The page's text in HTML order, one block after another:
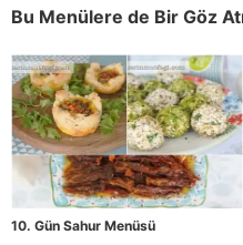
Bu Menülere de Bir Göz
10. Gün Sahur Menüsü